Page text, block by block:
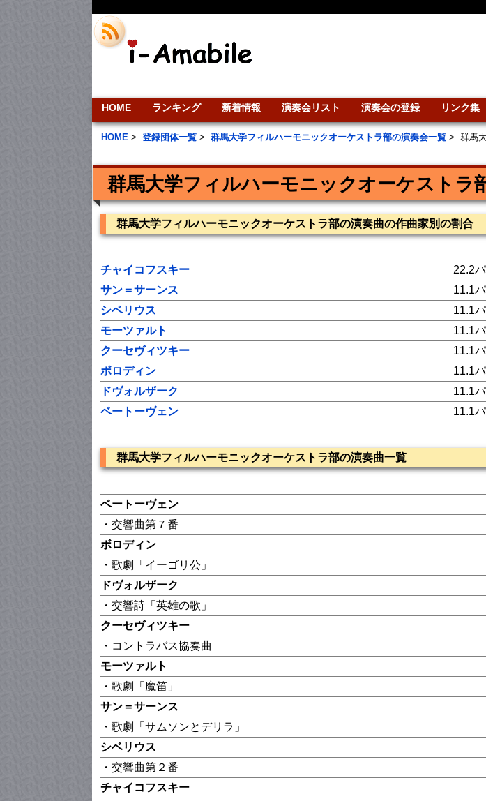
HOME ランキング 新着情報 演奏会リスト 演奏会の登録 リンク集
HOME > 登録団体一覧 > 群馬大学フィルハーモニックオーケストラ部の演奏会一覧 > 群馬
群馬大学フィルハーモニックオーケストラ
群馬大学フィルハーモニックオーケストラ部の演奏曲の作曲家別の割合
チャイコフスキー
22.2
サン＝サーンス
11.1
シベリウス
11.1
モーツァルト
11.1
クーセヴィツキー
11.1
ボロディン
11.1
ドヴォルザーク
11.1
ベートーヴェン
11.1
群馬大学フィルハーモニックオーケストラ部の演奏曲一覧
ベートーヴェン
・交響曲第７番
ボロディン
・歌劇「イーゴリ公」
ドヴォルザーク
・交響詩「英雄の歌」
クーセヴィツキー
・コントラバス協奏曲
モーツァルト
・歌劇「魔笛」
サン＝サーンス
・歌劇「サムソンとデリラ」
シベリウス
・交響曲第２番
チャイコフスキー